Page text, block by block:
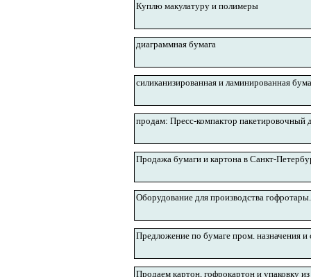
Куплю макулатуру и полимеры
диаграммная бумага
силиканизированная и ламинированная
продам: Пресс-компактор пакетировочный
Продажа бумаги и картона в Санкт-
Оборудование для производства гофротары.
Предложение по бумаге пром. назначения и
Продаем картон, гофрокартон и упаковку